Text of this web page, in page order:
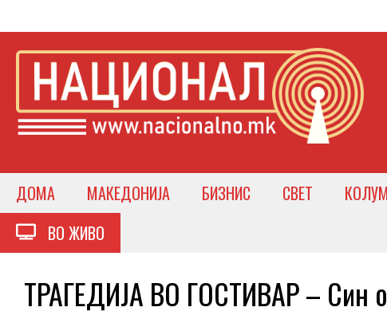
ДОМА МАКЕДОНИЈА БИЗНИС СВЕТ
ВО ЖИВО
ТРАГЕДИЈА ВО ГОСТИВАР – Син